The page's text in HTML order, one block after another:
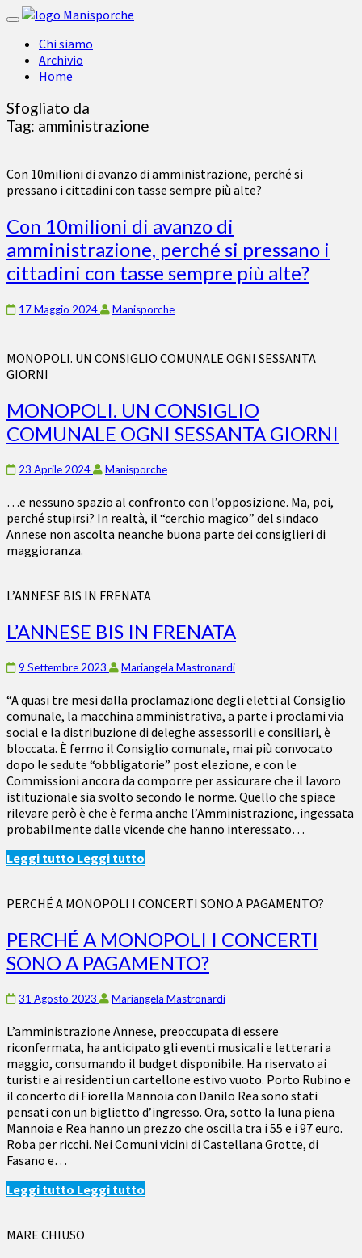
Toggle
navigationChi siamo
Archivio
Home
Sfogliato da
Tag: amministrazione
Con 10milioni di avanzo di amministrazione, perché si
pressano i cittadini con tasse sempre più alte?
Con 10milioni di avanzo di
amministrazione, perché si pressano i
cittadini con tasse sempre più alte?
17 Maggio 2024 Manisporche
MONOPOLI. UN CONSIGLIO COMUNALE OGNI SESSANTA
GIORNI
MONOPOLI. UN CONSIGLIO
COMUNALE OGNI SESSANTA GIORNI
23 Aprile 2024 Manisporche
…e nessuno spazio al confronto con l’opposizione. Ma, poi,
perché stupirsi? In realtà, il “cerchio magico” del sindaco
Annese non ascolta neanche buona parte dei consiglieri di
maggioranza.
L’ANNESE BIS IN FRENATA
L’ANNESE BIS IN FRENATA
9 Settembre 2023 Mariangela Mastronardi
“A quasi tre mesi dalla proclamazione degli eletti al Consiglio
comunale, la macchina amministrativa, a parte i proclami via
social e la distribuzione di deleghe assessorili e consiliari, è
bloccata. È fermo il Consiglio comunale, mai più convocato
dopo le sedute “obbligatorie” post elezione, e con le
Commissioni ancora da comporre per assicurare che il lavoro
istituzionale sia svolto secondo le norme. Quello che spiace
rilevare però è che è ferma anche l’Amministrazione, ingessata
probabilmente dalle vicende che hanno interessato…
Leggi tutto Leggi tutto
PERCHÉ A MONOPOLI I CONCERTI SONO A PAGAMENTO?
PERCHÉ A MONOPOLI I CONCERTI
SONO A PAGAMENTO?
31 Agosto 2023 Mariangela Mastronardi
L’amministrazione Annese, preoccupata di essere
riconfermata, ha anticipato gli eventi musicali e letterari a
maggio, consumando il budget disponibile. Ha riservato ai
turisti e ai residenti un cartellone estivo vuoto. Porto Rubino e
il concerto di Fiorella Mannoia con Danilo Rea sono stati
pensati con un biglietto d’ingresso. Ora, sotto la luna piena
Mannoia e Rea hanno un prezzo che oscilla tra i 55 e i 97 euro.
Roba per ricchi. Nei Comuni vicini di Castellana Grotte, di
Fasano e…
Leggi tutto Leggi tutto
MARE CHIUSO